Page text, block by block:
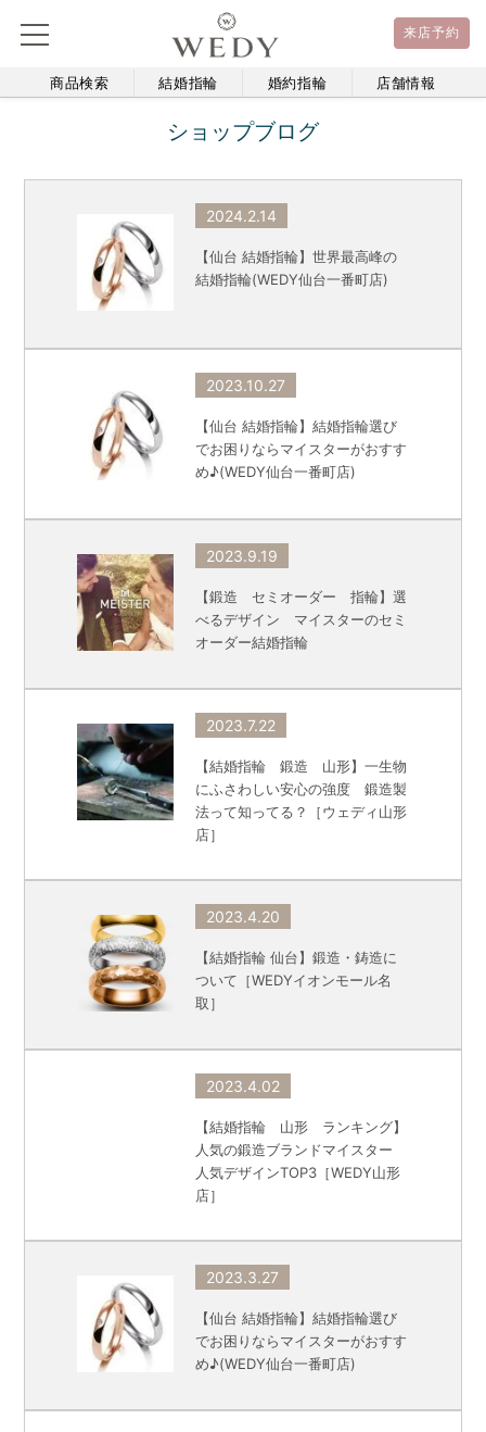
来店予約
商品検索 結婚指輪 婚約指輪 店舗情報
ショップブログ
2024.2.14
【仙台 結婚指輪】世界最高峰の
結婚指輪(WEDY仙台一番町店)
2023.10.27
【仙台 結婚指輪】結婚指輪選び
でお困りならマイスターがおすす
め♪(WEDY仙台一番町店)
2023.9.19
【鍛造 セミオーダー 指輪】選
べるデザイン マイスターのセミ
オーダー結婚指輪
2023.7.22
【結婚指輪 鍛造 山形】一生物
にふさわしい安心の強度 鍛造製
法って知ってる？［ウェディ山形
店］
2023.4.20
【結婚指輪 仙台】鍛造・鋳造に
ついて［WEDYイオンモール名
取］
2023.4.02
【結婚指輪 山形 ランキング】
人気の鍛造ブランドマイスター
人気デザインTOP3［WEDY山形
店］
2023.3.27
【仙台 結婚指輪】結婚指輪選び
でお困りならマイスターがおすす
め♪(WEDY仙台一番町店)